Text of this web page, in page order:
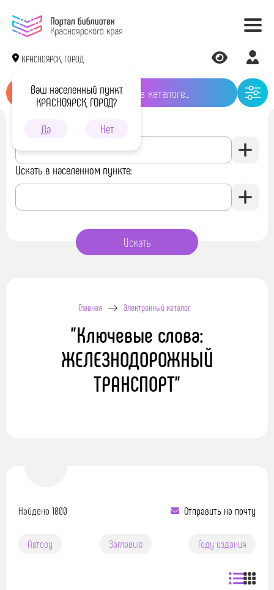
КРАСНОЯРСК, ГОРОД
Ваш населенный пункт
КРАСНОЯРСК, ГОРОД?
Да
Нет
Искать в библиотеке:
Искать в населенном пункте:
Главная Электронный каталог
"Ключевые слова:
ЖЕЛЕЗНОДОРОЖНЫЙ
ТРАНСПОРТ"
Найдено 1000 Отправить на почту
Автору Заглавию Году издания